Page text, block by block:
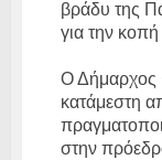
βράδυ της
για την
Ο Δήμαρχος
κατάμεστη
στην